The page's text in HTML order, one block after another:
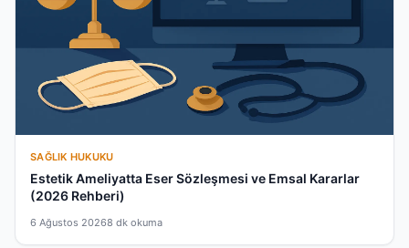
SAĞLIK HUKUKU
Estetik Ameliyatta Eser Sözleşmesi ve Emsal Kararlar
(2026 Rehberi)
6 Ağustos 20268 dk okuma